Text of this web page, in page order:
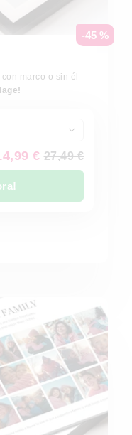
-45 %
marco o sin él
€ 27,49 €